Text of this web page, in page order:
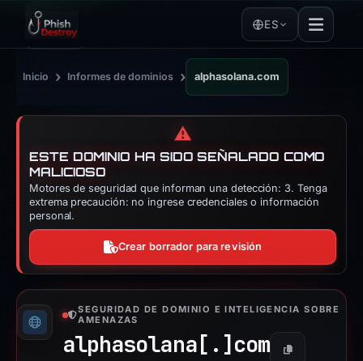
ES
Inicio › Informes de dominios › alphasolana.com
⚠️
ESTE DOMINIO HA SIDO SEÑALADO COMO
MALICIOSO
Motores de seguridad que informan una detección: 3. Tenga
extrema precaución: no ingrese credenciales o información
personal.
Crear borrador para revisión
SEGURIDAD DE DOMINIO E INTELIGENCIA SOBRE
AMENAZAS
alphasolana[.] com Copiar